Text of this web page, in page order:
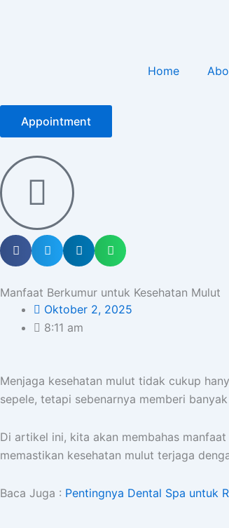
Home
Appointment
Manfaat Berkumur untuk Kesehatan Mulut
Oktober 2, 2025
8:11 am
Menjaga kesehatan mulut tidak cukup
sepele, tetapi sebenarnya memberi
Di artikel ini, kita akan membahas
memastikan kesehatan mulut terjaga
Baca Juga : Pentingnya Dental Spa untuk